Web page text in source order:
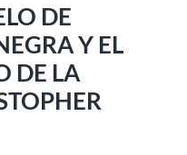
DE
Y EL
DE LA